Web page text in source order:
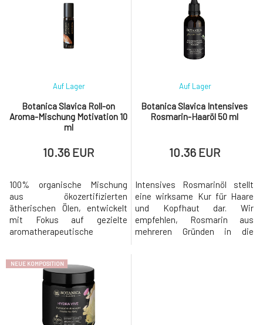
und Haarbruch vor und fördert
das Haarwachstum. Dank
seiner komplexen
Zusammensetzung enthält es
die Haarwurzeln - wirkt
vorbeugend gegen Haarausfall
und vorzeitige Glatzenbildung -
regeneriert und verleiht
Vitalität und Glanz - fördert da
Botanica Slavica Roll-on
Aroma-Mischung Motivation 10
ml
Auf Lager
10.36 EUR
100% organische Mischung
aus ökozertifizierten
ätherischen Ölen, entwickelt
mit Fokus auf gezielte
aromatherapeutische
ertappt, dass Sie gedanklich
weit von der Realität entfernt
sind? Träumen Sie von einem
ruhigeren Tag, besserer
Konzentration oder kämpfen
Botanica Slavica Intensives
Rosmarin-Haaröl 50 ml
Auf Lager
10.36 EUR
Intensives Rosmarinöl stellt
eine wirksame Kur für Haare
und Kopfhaut dar. Wir
empfehlen, Rosmarin aus
mehreren Gründen in die
NEUE KOMPOSITION